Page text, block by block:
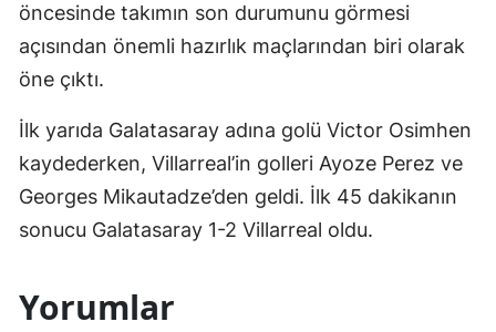
öncesinde takımın son durumunu görmesi
açısından önemli hazırlık maçlarından biri olarak
öne çıktı.
İlk yarıda Galatasaray adına golü Victor Osimhen
kaydederken, Villarreal’in golleri Ayoze Perez ve
Georges Mikautadze’den geldi. İlk 45 dakikanın
sonucu Galatasaray 1-2 Villarreal oldu.
Yorumlar